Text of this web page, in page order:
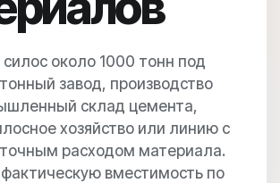
около 1000 тонн под
завод, производство
склад цемента,
хозяйство или линию с
расходом материала.
вместимость по